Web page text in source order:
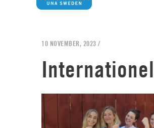
10 NOVEMBER, 2023 /